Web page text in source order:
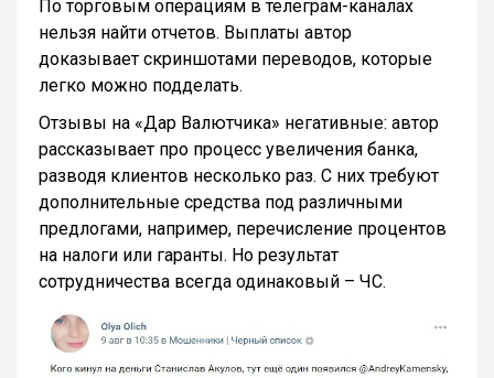
По торговым операциям в телеграм-каналах
нельзя найти отчетов. Выплаты автор
доказывает скриншотами переводов, которые
легко можно подделать.
Отзывы на «Дар Валютчика» негативные: автор
рассказывает про процесс увеличения банка,
разводя клиентов несколько раз. С них требуют
дополнительные средства под различными
предлогами, например, перечисление процентов
на налоги или гаранты. Но результат
сотрудничества всегда одинаковый – ЧС.